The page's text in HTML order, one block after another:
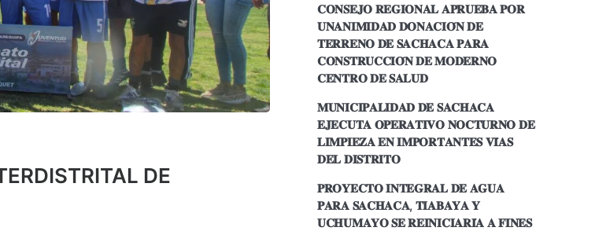
DE
𝐂𝐎𝐍𝐒𝐄𝐉𝐎 𝐑𝐄𝐆𝐈𝐎𝐍𝐀𝐋 𝐀𝐏𝐑𝐔𝐄𝐁𝐀 𝐏𝐎𝐑
𝐔𝐍𝐀𝐍𝐈𝐌𝐈𝐃𝐀𝐃 𝐃𝐎𝐍𝐀𝐂𝐈𝐎́𝐍 𝐃𝐄
𝐓𝐄𝐑𝐑𝐄𝐍𝐎 𝐃𝐄 𝐒𝐀𝐂𝐇𝐀𝐂𝐀 𝐏𝐀𝐑𝐀
𝐂𝐎𝐍𝐒𝐓𝐑𝐔𝐂𝐂𝐈𝐎́𝐍 𝐃𝐄 𝐌𝐎𝐃𝐄𝐑𝐍𝐎
𝐂𝐄𝐍𝐓𝐑𝐎 𝐃𝐄 𝐒𝐀𝐋𝐔𝐃
𝐌𝐔𝐍𝐈𝐂𝐈𝐏𝐀𝐋𝐈𝐃𝐀𝐃 𝐃𝐄 𝐒𝐀𝐂𝐇𝐀𝐂𝐀
𝐄𝐉𝐄𝐂𝐔𝐓𝐀 𝐎𝐏𝐄𝐑𝐀𝐓𝐈𝐕𝐎 𝐍𝐎𝐂𝐓𝐔𝐑𝐍𝐎 𝐃𝐄
𝐋𝐈𝐌𝐏𝐈𝐄𝐙𝐀 𝐄𝐍 𝐈𝐌𝐏𝐎𝐑𝐓𝐀𝐍𝐓𝐄𝐒 𝐕𝐈́𝐀𝐒
𝐃𝐄𝐋 𝐃𝐈𝐒𝐓𝐑𝐈𝐓𝐎
𝐏𝐑𝐎𝐘𝐄𝐂𝐓𝐎 𝐈𝐍𝐓𝐄𝐆𝐑𝐀𝐋 𝐃𝐄 𝐀𝐆𝐔𝐀
𝐏𝐀𝐑𝐀 𝐒𝐀𝐂𝐇𝐀𝐂𝐀, 𝐓𝐈𝐀𝐁𝐀𝐘𝐀 𝐘
𝐔𝐂𝐇𝐔𝐌𝐀𝐘𝐎 𝐒𝐄 𝐑𝐄𝐈𝐍𝐈𝐂𝐈𝐀𝐑𝐈́𝐀 𝐀 𝐅𝐈𝐍𝐄𝐒